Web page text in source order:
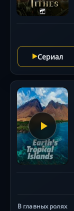
Сериал
В главных ролях